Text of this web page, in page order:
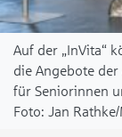
Auf der „InVita“
die Angebote
für Seniorinnen
Jan